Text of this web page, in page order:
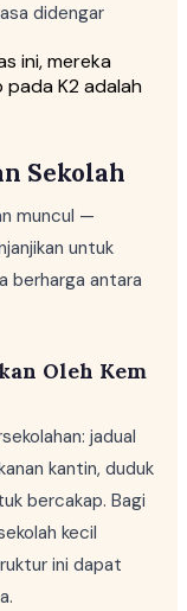
didengar
ini, mereka
K2 adalah
Sekolah
muncul —
untuk
berharga antara
Oleh Kem
jadual
kantin, duduk
bercakap. Bagi
kecil
ini dapat